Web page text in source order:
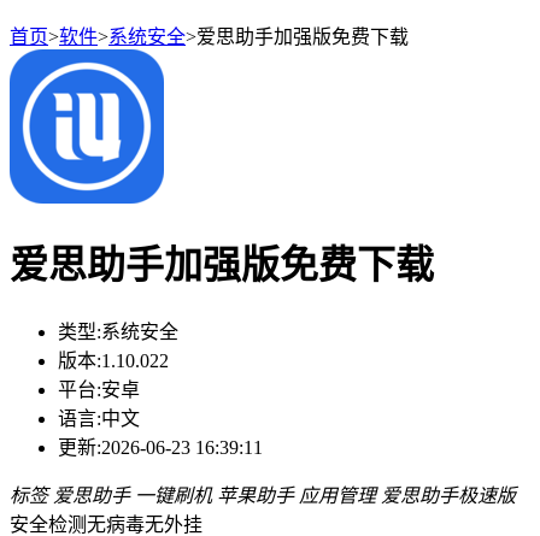
首页>软件>系统安全>爱思助手加强版免费下载
爱思助手加强版免费下载
类型:系统安全
版本:1.10.022
平台:安卓
语言:中文
更新:2026-06-23 16:39:11
标签 爱思助手 一键刷机 苹果助手 应用管理 爱思助手极速版
安全检测无病毒无外挂